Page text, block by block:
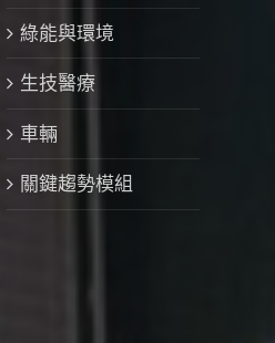
綠能與環境
生技醫療
車輛
關鍵趨勢模組